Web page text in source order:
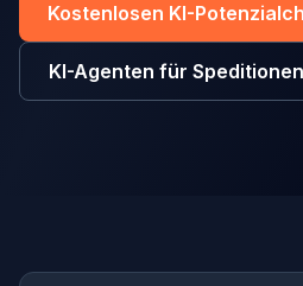
Kostenlosen KI-
KI-Agenten für Speditionen